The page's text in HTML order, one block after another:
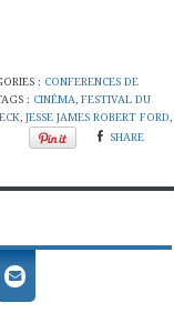
: CONFERENCES DE
: CINÉMA,FESTIVAL DU
, JESSE JAMES ROBERT FORD,
SHARE